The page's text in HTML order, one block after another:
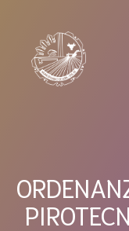
contenido